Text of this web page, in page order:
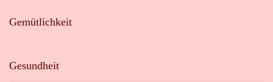
Gemütlichkeit
Gesundheit